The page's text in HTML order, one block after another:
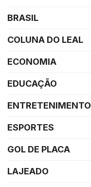
BRASIL
COLUNA DO LEAL
ECONOMIA
EDUCAÇÃO
ENTRETENIMENTO
ESPORTES
GOL DE PLACA
LAJEADO